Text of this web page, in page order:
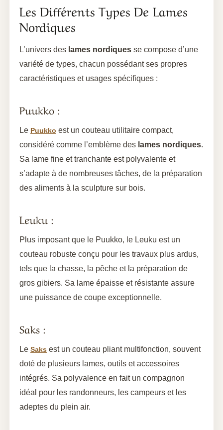
Les Différents Types De Lames
Nordiques
L’univers des lames nordiques se compose d’une
variété de types, chacun possédant ses propres
caractéristiques et usages spécifiques :
Puukko :
Le Puukko est un couteau utilitaire compact,
considéré comme l’emblème des lames nordiques.
Sa lame fine et tranchante est polyvalente et
s’adapte à de nombreuses tâches, de la préparation
des aliments à la sculpture sur bois.
Leuku :
Plus imposant que le Puukko, le Leuku est un
couteau robuste conçu pour les travaux plus ardus,
tels que la chasse, la pêche et la préparation de
gros gibiers. Sa lame épaisse et résistante assure
une puissance de coupe exceptionnelle.
Saks :
Le Saks est un couteau pliant multifonction, souvent
doté de plusieurs lames, outils et accessoires
intégrés. Sa polyvalence en fait un compagnon
idéal pour les randonneurs, les campeurs et les
adeptes du plein air.